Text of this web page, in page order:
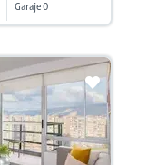
Garaje 0